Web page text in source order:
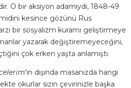
O bir aksiyon adamıydı, 1848-49
kesince gözünü Rus
bir sosyalizm kuramı geliştirmeye
yazarak değiştiremeyeceğini,
çok erken yaşta anlamıştı.
'in dışında masanızda hangi
okurlar sizin çevirinizle başka